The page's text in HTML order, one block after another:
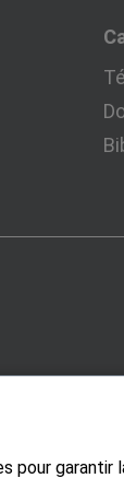
pour garantir